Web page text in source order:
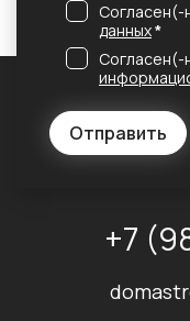
Отправить
Согласен(-
данных*
Согласен(-
+7